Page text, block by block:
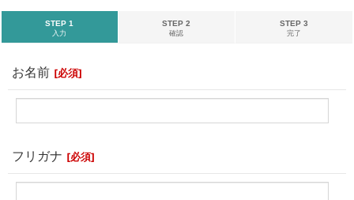
STEP 1
入力
STEP 2
確認
STEP 3
完了
お名前 [必須]
フリガナ [必須]